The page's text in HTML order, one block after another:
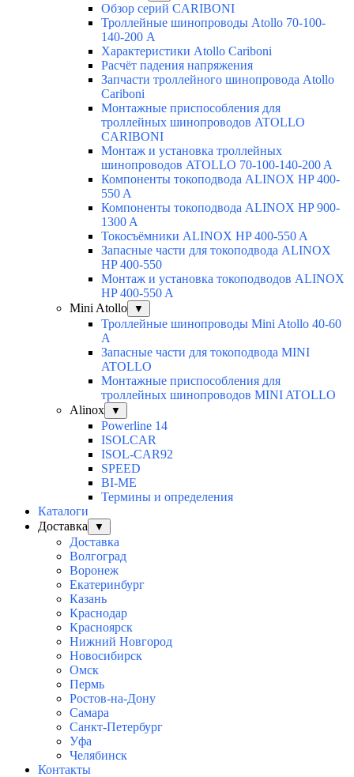
Обзор серий CARIBONI
Троллейные шинопроводы Atollo 70-100-
140-200 А
Характеристики Atollo Cariboni
Расчёт падения напряжения
Запчасти троллейного шинопровода Atollo
Cariboni
Монтажные приспособления для
троллейных шинопроводов ATOLLO
CARIBONI
Монтаж и установка троллейных
шинопроводов ATOLLO 70-100-140-200 A
Компоненты токоподвода ALINOX HP 400-
550 A
Компоненты токоподвода ALINOX HP 900-
1300 A
Токосъёмники ALINOX HP 400-550 A
Запасные части для токоподвода ALINOX
HP 400-550
Монтаж и установка токоподводов ALINOX
HP 400-550 A
Mini Atollo
▼
Троллейные шинопроводы Mini Atollo 40-60
А
Запасные части для токоподвода MINI
ATOLLO
Монтажные приспособления для
троллейных шинопроводов MINI ATOLLO
Alinox
▼
Powerline 14
ISOLCAR
ISOL-CAR92
SPEED
BI-ME
Термины и определения
Каталоги
Доставка
▼
Доставка
Волгоград
Воронеж
Екатеринбург
Казань
Краснодар
Красноярск
Нижний Новгород
Новосибирск
Омск
Пермь
Ростов-на-Дону
Самара
Санкт-Петербург
Уфа
Челябинск
Контакты